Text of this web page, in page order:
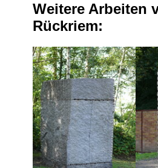
Weitere Arbeiten
Rückriem: